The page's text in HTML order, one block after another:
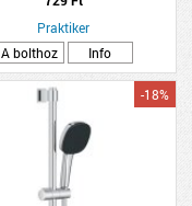
Praktiker
A bolthoz
Info
-18%